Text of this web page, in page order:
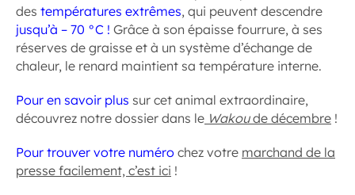
des températures extrêmes, qui peuvent descendre
jusqu’à – 70 °C ! Grâce à son épaisse fourrure, à ses
réserves de graisse et à un système d’échange de
chaleur, le renard maintient sa température interne.
Pour en savoir plus sur cet animal extraordinaire,
découvrez notre dossier dans le Wakoude décembre !
Pour trouver votre numéro chez votre marchand de la
presse facilement, c’est ici !